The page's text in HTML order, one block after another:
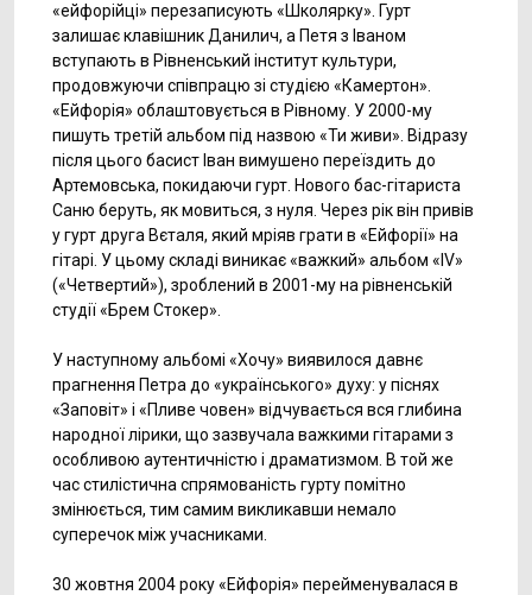
«ейфорійці» перезаписують «Школярку». Гурт
залишає клавішник Данилич, а Петя з Іваном
вступають в Рівненський інститут культури,
продовжуючи співпрацю зі студією «Камертон».
«Ейфорія» облаштовується в Рівному. У 2000-му
пишуть третій альбом під назвою «Ти живи». Відразу
після цього басист Іван вимушено переїздить до
Артемовська, покидаючи гурт. Нового бас-гітариста
Саню беруть, як мовиться, з нуля. Через рік він привів
у гурт друга Вєталя, який мріяв грати в «Ейфорії» на
гітарі. У цьому складі виникає «важкий» альбом «IV»
(«Четвертий»), зроблений в 2001-му на рівненській
студії «Брем Стокер».
У наступному альбомі «Хочу» виявилося давнє
прагнення Петра до «українського» духу: у піснях
«Заповіт» і «Пливе човен» відчувається вся глибина
народної лірики, що зазвучала важкими гітарами з
особливою аутентичністю і драматизмом. В той же
час стилістична спрямованість гурту помітно
змінюється, тим самим викликавши немало
суперечок між учасниками.
30 жовтня 2004 року «Ейфорія» перейменувалася в